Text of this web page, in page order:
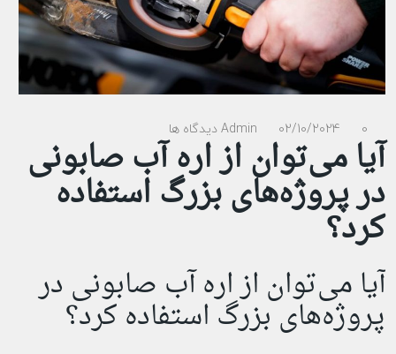
Admin 02/10/2024 0 دیدگاه ها
آیا می‌توان از اره آب صابونی
در پروژه‌های بزرگ استفاده
کرد؟
آیا می‌توان از اره آب صابونی در
پروژه‌های بزرگ استفاده کرد؟